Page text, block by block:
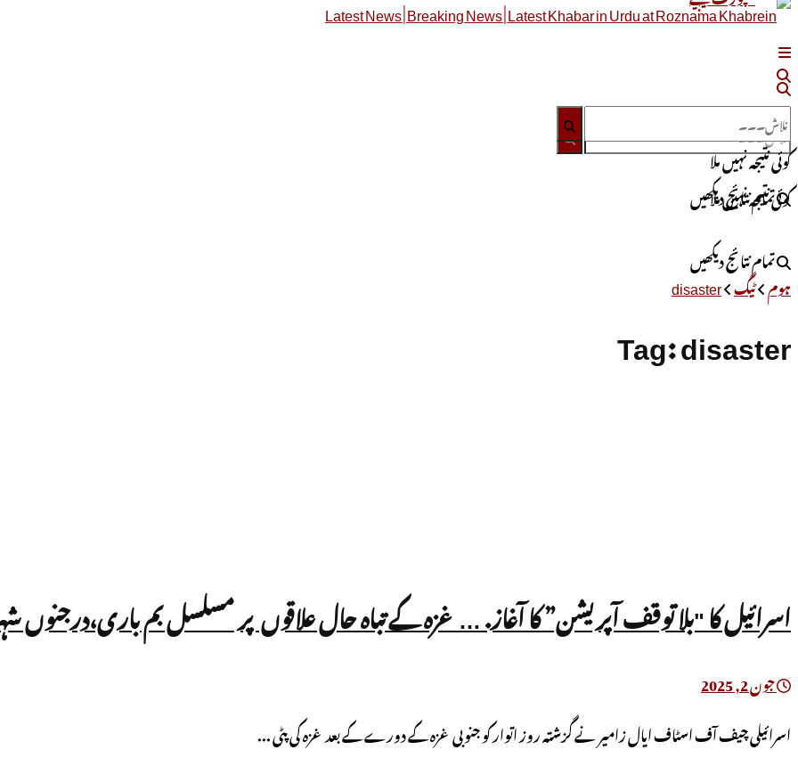
کوئی نتیجہ نہیں ملا
تمام نتائج دیکھیں
کوئی نتیجہ نہیں ملا
تمام نتائج دیکھیں
ہوم ٹیگ disaster
Tag:disaster
اسرائیل کا "بلا توقف آپریشن” کا آغاز. … غزہ کے تباہ حال علاقوں پر مسلسل بم
جون 2, 2025
اسرائیلی چیف آف اسٹاف ایال زامیر نے گزشتہ روز اتوار کو جنوبی غزہ کے دورے کے بعد غزہ کی پٹی ...